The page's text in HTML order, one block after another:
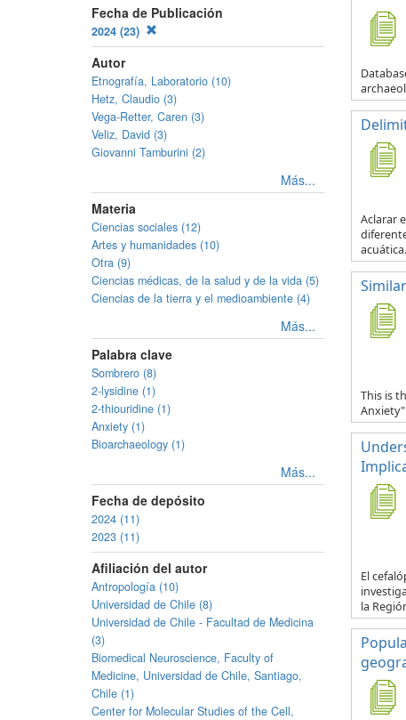
Fecha de Publicación
2024 (23)
Autor
Etnografía, Laboratorio (10)
Hetz, Claudio (3)
Vega-Retter, Caren (3)
Veliz, David (3)
Giovanni Tamburini (2)
Más...
Materia
Ciencias sociales (12)
Artes y humanidades (10)
Otra (9)
Ciencias médicas, de la salud y de la vida (5)
Ciencias de la tierra y el medioambiente (4)
Más...
Palabra clave
Sombrero (8)
2-lysidine (1)
2-thiouridine (1)
Anxiety (1)
Bioarchaeology (1)
Más...
Fecha de depósito
2024 (11)
2023 (11)
Afiliación del autor
Antropología (10)
Universidad de Chile (8)
Universidad de Chile - Facultad de Medicina
(3)
Biomedical Neuroscience, Faculty of
Medicine, Universidad de Chile, Santiago,
Chile (1)
Center for Molecular Studies of the Cell,
Aclarar
This is
Anxiety"
El
la